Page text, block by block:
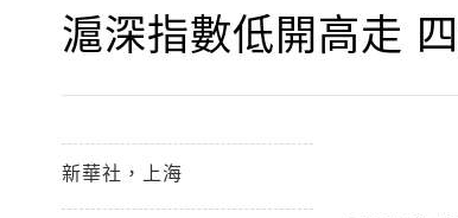
滬深指數低開高走
新華社，上海